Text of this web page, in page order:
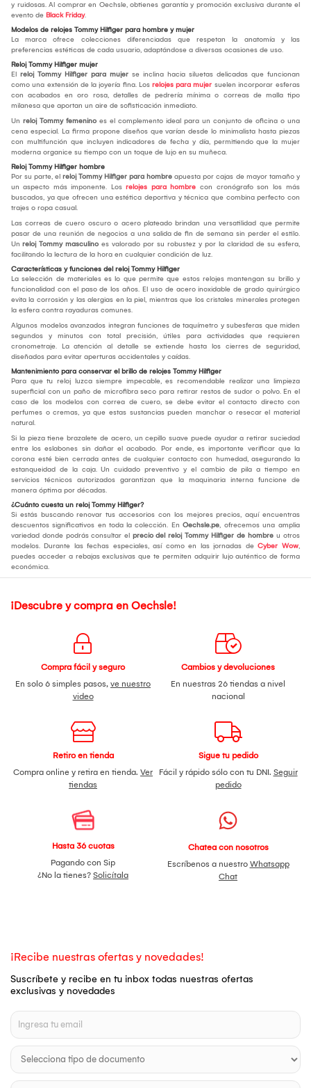
y ruidosas. Al comprar en Oechsle, obtienes garantía y promoción exclusiva durante el
evento de Black Friday.
Modelos de relojes Tommy Hilfiger para hombre y mujer
La marca ofrece colecciones diferenciadas que respetan la anatomía y las
preferencias estéticas de cada usuario, adaptándose a diversas ocasiones de uso.
Reloj Tommy Hilfiger mujer
El reloj Tommy Hilfiger para mujer se inclina hacia siluetas delicadas que funcionan
como una extensión de la joyería fina. Los relojes para mujer suelen incorporar esferas
con acabados en oro rosa, detalles de pedrería mínima o correas de malla tipo
milanesa que aportan un aire de sofisticación inmediato.
Un reloj Tommy femenino es el complemento ideal para un conjunto de oficina o una
cena especial. La firma propone diseños que varían desde lo minimalista hasta piezas
con multifunción que incluyen indicadores de fecha y día, permitiendo que la mujer
moderna organice su tiempo con un toque de lujo en su muñeca.
Reloj Tommy Hilfiger hombre
Por su parte, el reloj Tommy Hilfiger para hombre apuesta por cajas de mayor tamaño y
un aspecto más imponente. Los relojes para hombre con cronógrafo son los más
buscados, ya que ofrecen una estética deportiva y técnica que combina perfecto con
trajes o ropa casual.
Las correas de cuero oscuro o acero plateado brindan una versatilidad que permite
pasar de una reunión de negocios a una salida de fin de semana sin perder el estilo.
Un reloj Tommy masculino es valorado por su robustez y por la claridad de su esfera,
facilitando la lectura de la hora en cualquier condición de luz.
Características y funciones del reloj Tommy Hilfiger
La selección de materiales es lo que permite que estos relojes mantengan su brillo y
funcionalidad con el paso de los años. El uso de acero inoxidable de grado quirúrgico
evita la corrosión y las alergias en la piel, mientras que los cristales minerales protegen
la esfera contra rayaduras comunes.
Algunos modelos avanzados integran funciones de taquímetro y subesferas que miden
segundos y minutos con total precisión, útiles para actividades que requieren
cronometraje. La atención al detalle se extiende hasta los cierres de seguridad,
diseñados para evitar aperturas accidentales y caídas.
Mantenimiento para conservar el brillo de relojes Tommy Hilfiger
Para que tu reloj luzca siempre impecable, es recomendable realizar una limpieza
superficial con un paño de microfibra seco para retirar restos de sudor o polvo. En el
caso de los modelos con correa de cuero, se debe evitar el contacto directo con
perfumes o cremas, ya que estas sustancias pueden manchar o resecar el material
natural.
Si la pieza tiene brazalete de acero, un cepillo suave puede ayudar a retirar suciedad
entre los eslabones sin dañar el acabado. Por ende, es importante verificar que la
corona esté bien cerrada antes de cualquier contacto con humedad, asegurando la
estanqueidad de la caja. Un cuidado preventivo y el cambio de pila a tiempo en
servicios técnicos autorizados garantizan que la maquinaria interna funcione de
manera óptima por décadas.
¿Cuánto cuesta un reloj Tommy Hilfiger?
Si estás buscando renovar tus accesorios con los mejores precios, aquí encuentras
descuentos significativos en toda la colección. En Oechsle.pe, ofrecemos una amplia
variedad donde podrás consultar el precio del reloj Tommy Hilfiger de hombre u otros
modelos. Durante las fechas especiales, así como en las jornadas de Cyber Wow,
puedes acceder a rebajas exclusivas que te permiten adquirir lujo auténtico de forma
económica.
¡Descubre y compra en Oechsle!
Compra fácil y seguro
En solo 6 simples pasos, ve nuestro
video
Cambios y devoluciones
En nuestras 26 tiendas a nivel
nacional
Retiro en tienda
Compra online y retira en tienda. Ver
tiendas
Sigue tu pedido
Fácil y rápido sólo con tu DNI. Seguir
pedido
Hasta 36 cuotas
Pagando con Sip
¿No la tienes? Solicítala
Chatea con nosotros
Escríbenos a nuestro Whatsapp
Chat
¡Recibe nuestras ofertas y novedades!
Suscríbete y recibe en tu inbox todas nuestras ofertas
exclusivas y novedades